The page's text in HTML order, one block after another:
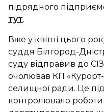
підрядного
тут.
Вже у квітні цього
суддя Білгород-
суду відправив до
очолював КП «Курорт-
селищної ради. Це
контролювало роботи